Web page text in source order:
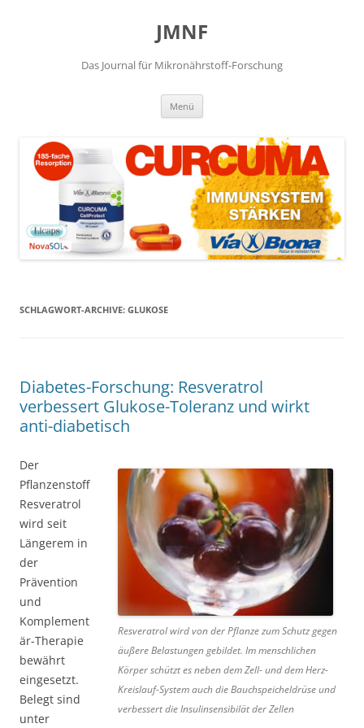
JMNF
Das Journal für Mikronährstoff-Forschung
Menü
SCHLAGWORT-ARCHIVE: GLUKOSE
Diabetes-Forschung: Resveratrol
verbessert Glukose-Toleranz und wirkt
anti-diabetisch
Resveratrol wird von der Pflanze zum Schutz gegen
äußere Belastungen gebildet. Im menschlichen
Körper schützt es neben dem Zell- und dem Herz-
Kreislauf-System auch die Bauchspeicheldrüse und
verbessert die Insulinsensibilät der Zellen
Der
Pflanzenstoff
Resveratrol
wird seit
Längerem in
der
Prävention
und
Komplement
är-Therapie
bewährt
eingesetzt.
Belegt sind
unter